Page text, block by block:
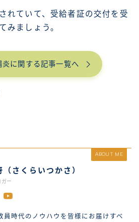
れていて、受給者証の交付を受
みましょう。
炎に関する記事一覧へ
ABOUT ME
（さくらいつかさ）
ー
員時代のノウハウを皆様にお届けすべ